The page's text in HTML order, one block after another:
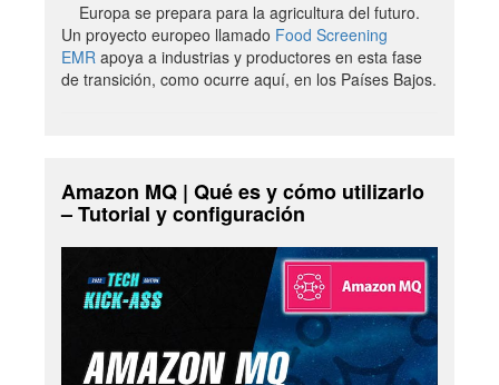
Europa se prepara para la agricultura del futuro.
Un proyecto europeo llamado Food Screening
EMR apoya a industrias y productores en esta fase
de transición, como ocurre aquí, en los Países Bajos.
Amazon MQ | Qué es y cómo utilizarlo
– Tutorial y configuración